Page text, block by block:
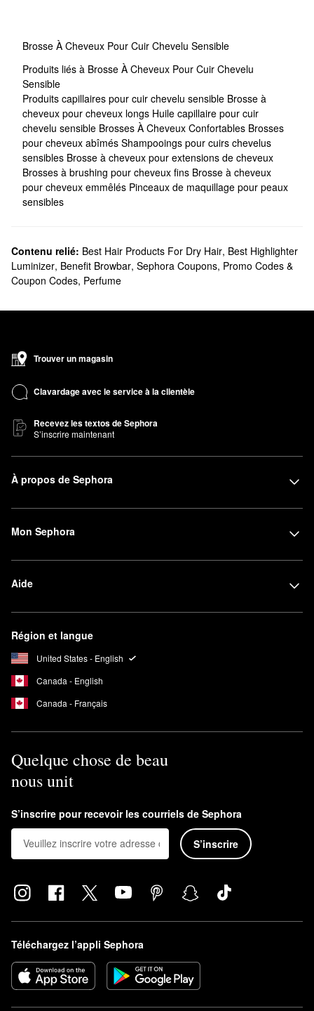
Brosse À Cheveux Pour Cuir Chevelu Sensible
Produits liés à Brosse À Cheveux Pour Cuir Chevelu
Sensible
Produits capillaires pour cuir chevelu sensible Brosse à
cheveux pour cheveux longs Huile capillaire pour cuir
chevelu sensible Brosses À Cheveux Confortables Brosses
pour cheveux abîmés Shampooings pour cuirs chevelus
sensibles Brosse à cheveux pour extensions de cheveux
Brosses à brushing pour cheveux fins Brosse à cheveux
pour cheveux emmêlés Pinceaux de maquillage pour peaux
sensibles
Contenu relié: Best Hair Products For Dry Hair, Best Highlighter
Luminizer, Benefit Browbar, Sephora Coupons, Promo Codes &
Coupon Codes, Perfume
Trouver un magasin
Clavardage avec le service à la clientèle
Recevez les textos de Sephora
S’inscrire maintenant
À propos de Sephora
Mon Sephora
Aide
Région et langue
United States - English
Canada - English
Canada - Français
Quelque chose de beau
nous unit
S’inscrire pour recevoir les courriels de Sephora
S’inscrire
Téléchargez l’appli Sephora